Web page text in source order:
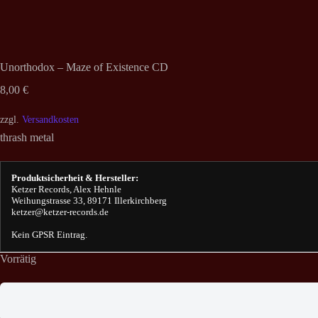
Unorthodox – Maze of Existence CD
8,00 €
zzgl. Versandkosten
thrash metal
Produktsicherheit & Hersteller:
Ketzer Records, Alex Hehnle
Weihungstrasse 33, 89171 Illerkirchberg
ketzer@ketzer-records.de
Kein GPSR Eintrag.
Vorrätig